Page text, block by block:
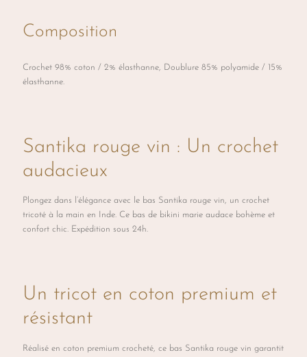
options
choisies
sur
produit
Composition
Crochet 98% coton / 2% élasthanne, Doublure 85% polyamide / 15%
élasthanne.
Santika rouge vin : Un crochet
audacieux
Plongez dans l’élégance avec le bas Santika rouge vin, un crochet
tricoté à la main en Inde. Ce bas de bikini marie audace bohème et
confort chic. Expédition sous 24h.
Un tricot en coton premium et
résistant
Réalisé en coton premium crocheté, ce bas Santika rouge vin garantit